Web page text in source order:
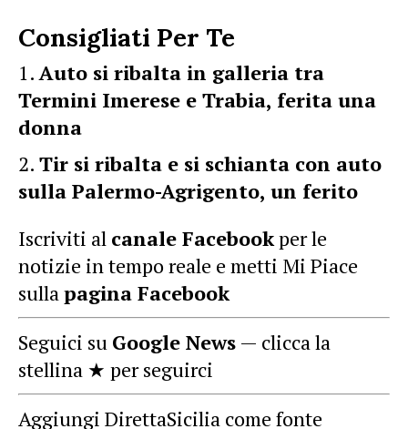
Consigliati Per Te
Auto si ribalta in galleria tra
Termini Imerese e Trabia, ferita una
donna
Tir si ribalta e si schianta con auto
sulla Palermo-Agrigento, un ferito
Iscriviti al canale Facebookper le
notizie in tempo reale e metti Mi Piace
sullapagina Facebook
Seguici su Google News — clicca la
stellina ★ per seguirci
Aggiungi DirettaSicilia come fonte